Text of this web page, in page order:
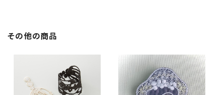
その他の商品